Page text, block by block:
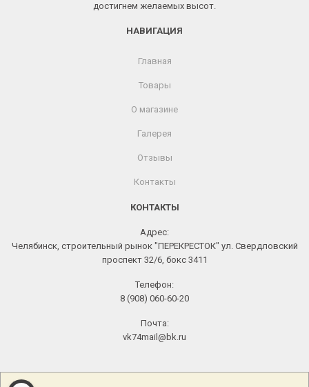
достигнем желаемых высот.
НАВИГАЦИЯ
Главная
Товары
О магазине
Галерея
Отзывы
Контакты
КОНТАКТЫ
Адрес:
Челябинск, строительный рынок "ПЕРЕКРЕСТОК" ул. Свердловский
проспект 32/6, бокс 3411
Телефон:
8 (908) 060-60-20
Почта:
vk74mail@bk.ru